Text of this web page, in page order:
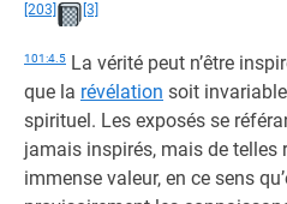
[203]
[3]
101:4.5 La vérité peut n’être
que la révélation soit
spirituel. Les exposés se
jamais inspirés, mais de telles
immense valeur, en ce sens